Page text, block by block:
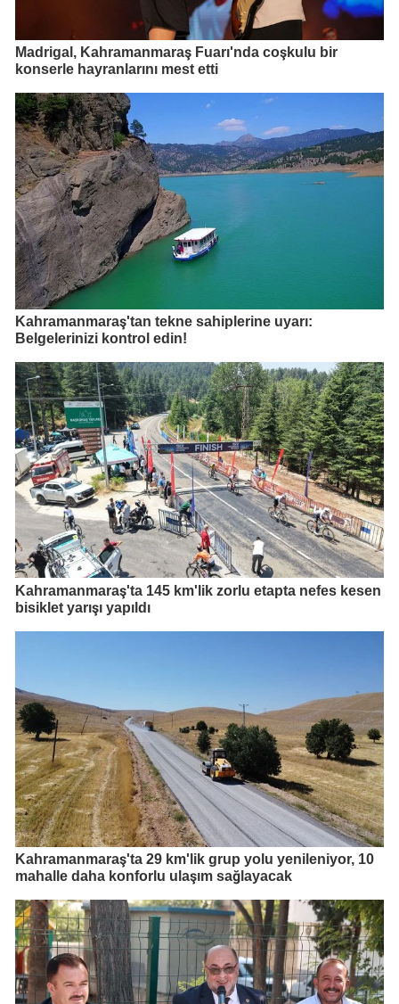
Madrigal, Kahramanmaraş Fuarı'nda coşkulu bir
konserle hayranlarını mest etti
Kahramanmaraş'tan tekne sahiplerine uyarı:
Belgelerinizi kontrol edin!
Kahramanmaraş'ta 145 km'lik zorlu etapta nefes kesen
bisiklet yarışı yapıldı
Kahramanmaraş'ta 29 km'lik grup yolu yenileniyor, 10
mahalle daha konforlu ulaşım sağlayacak